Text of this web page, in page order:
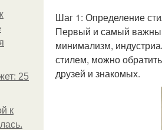
25
к
Шаг 1: Определение
Первый и самый
минимализм,
стилем, можно
друзей и знакомых.